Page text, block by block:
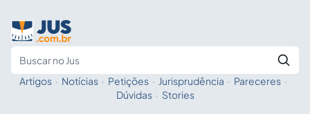
Fale com a IA
Artigos · Notícias · Petições · Jurisprudência · Pareceres ·
Dúvidas · Stories